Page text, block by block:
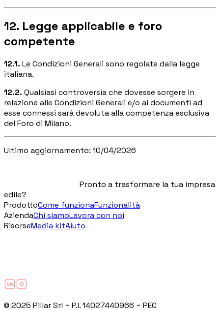
12. Legge applicabile e foro
competente
12.1. Le Condizioni Generali sono regolate dalla legge
italiana.
12.2. Qualsiasi controversia che dovesse sorgere in
relazione alle Condizioni Generali e/o ai documenti ad
esse connessi sarà devoluta alla competenza esclusiva
del Foro di Milano.
Ultimo aggiornamento: 10/04/2026
Pronto a trasformare la tua impresa
edile?
ProdottoCome funzionaFunzionalità
AziendaChi siamoLavora con noi
RisorseMedia kitAiuto
© 2025 Pillar Srl ~ P.I. 14027440966 ~ PEC